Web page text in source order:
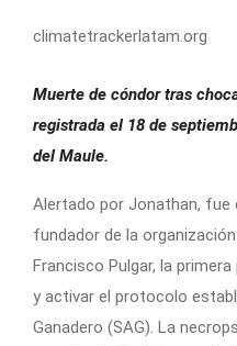
climatetrackerlatam.org
Muerte de cóndor tras
registrada el 18 de
del Maule.
Alertado por Jonathan, fue
fundador de la
Francisco Pulgar, la
y activar el protocolo
Ganadero (SAG). La